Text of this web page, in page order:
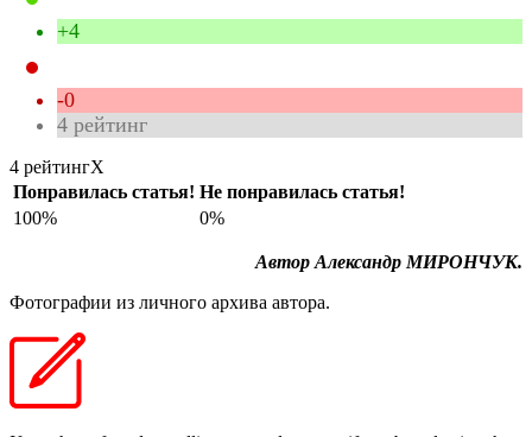
+4
-0
4 рейтинг
4 рейтингX
Понравилась статья! Не понравилась статья!
100%
0%
Автор Александр МИРОНЧУК.
Фотографии из личного архива автора.